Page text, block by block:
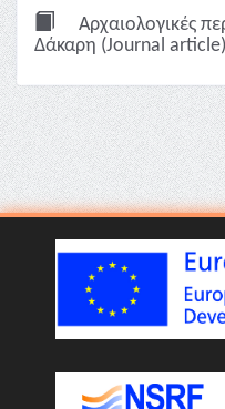
Αρχαιολογικές
Δάκαρη (Journal article)